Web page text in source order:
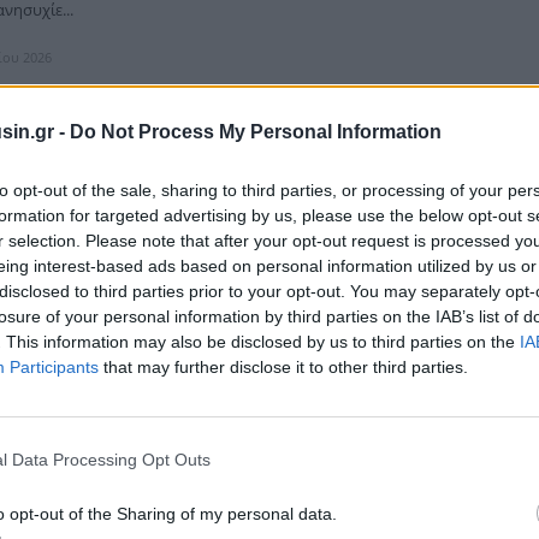
- Do Not Process My Personal Information
opt-out of the sale, sharing to third parties, or processing of your
for targeted advertising by us, please use the below opt-out
selection. Please note that after your opt-out request is processed
interest-based ads based on personal information utilized by us
to third parties prior to your opt-out. You may separately
of your personal information by third parties on the IAB’s list of
This information may also be disclosed by us to third parties on the
Participants that may further disclose it to other third parties.
Data Processing Opt Outs
opt-out of the Sharing of my personal data.
2026
χρηματιστήρια, απώλειες στο ΧΑ, πιέσεις στις
ενέργειας
επικρατεί στις αγορές και τα σύννεφα στον ορίζοντα πυκνώνουν,
συγκρούσεις κλιμακώνονται στη Μέση Ανατολή, με ολέθριες
παγκόσμι...
2026
συσσωρεύεται στην Κίνα - Η σύγκρουση στο
εμφανίζονται στην παγκόσμια αγορά αλουμινίου, καθώς τα